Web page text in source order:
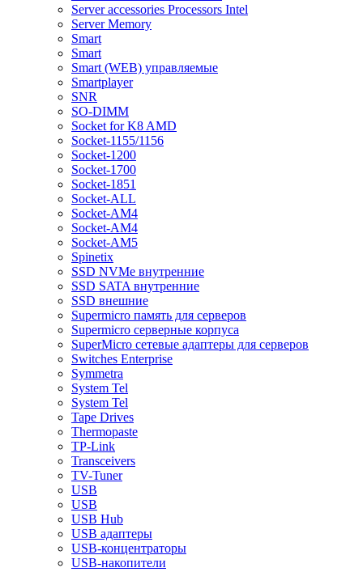
Server accessories Processors Intel
Server Memory
Smart
Smart
Smart (WEB) управляемые
Smartplayer
SNR
SO-DIMM
Socket for K8 AMD
Socket-1155/1156
Socket-1200
Socket-1700
Socket-1851
Socket-ALL
Socket-AM4
Socket-AM4
Socket-AM5
Spinetix
SSD NVMe внутренние
SSD SATA внутренние
SSD внешние
Supermicro память для серверов
Supermicro серверные корпуса
SuperMicro сетевые адаптеры для серверов
Switches Enterprise
Symmetra
System Tel
System Tel
Tape Drives
Thermopaste
TP-Link
Transceivers
TV-Tuner
USB
USB
USB Hub
USB адаптеры
USB-концентраторы
USB-накопители